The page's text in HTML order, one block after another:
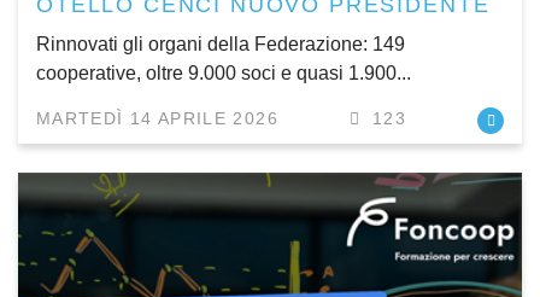
Rinnovati gli organi della Federazione: 149
cooperative, oltre 9.000 soci e quasi 1.900...
MARTEDÌ 14 APRILE 2026 123